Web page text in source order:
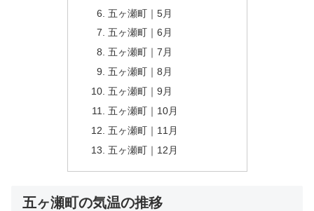
五ヶ瀬町｜5月
五ヶ瀬町｜6月
五ヶ瀬町｜7月
五ヶ瀬町｜8月
五ヶ瀬町｜9月
五ヶ瀬町｜10月
五ヶ瀬町｜11月
五ヶ瀬町｜12月
五ヶ瀬町の気温の推移